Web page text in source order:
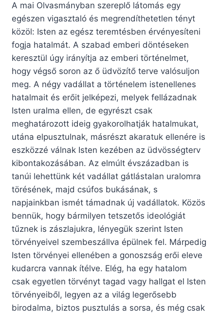
A mai Olvasmányban szereplő látomás egy
egészen vigasztaló és megrendíthetetlen tényt
közöl: Isten az egész teremtésben érvényesíteni
fogja hatalmát. A szabad emberi döntéseken
keresztül úgy irányítja az emberi történelmet,
hogy végső soron az ő üdvözítő terve valósuljon
meg. A négy vadállat a történelem istenellenes
hatalmait és erőit jelképezi, melyek fellázadnak
Isten uralma ellen, de egyrészt csak
meghatározott ideig gyakorolhatják hatalmukat,
utána elpusztulnak, másrészt akaratuk ellenére is
eszközzé válnak Isten kezében az üdvösségterv
kibontakozásában. Az elmúlt évszázadban is
tanúi lehettünk két vadállat gátlástalan uralomra
törésének, majd csúfos bukásának, s
napjainkban ismét támadnak új vadállatok. Közös
bennük, hogy bármilyen tetszetős ideológiát
tűznek is zászlajukra, lényegük szerint Isten
törvényeivel szembeszállva épülnek fel. Márpedig
Isten törvényei ellenében a gonoszság erői eleve
kudarcra vannak ítélve. Elég, ha egy hatalom
csak egyetlen törvényt tagad vagy hallgat el Isten
törvényeiből, legyen az a világ legerősebb
birodalma, biztos pusztulás a sorsa, és még csak